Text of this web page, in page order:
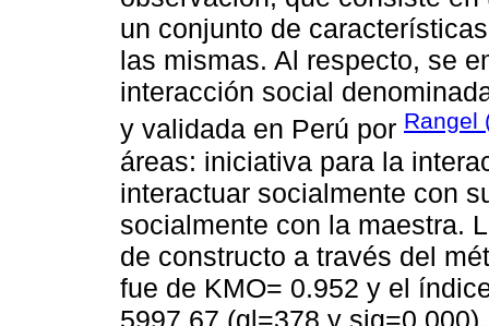
un conjunto de
las mismas. Al respecto, se
interacción social
y validada en Perú por Rangel
áreas: iniciativa para la
interactuar socialmente con
socialmente con la maestra.
de constructo a través del
fue de KMO= 0.952 y el
5997.67 (gl=378 y